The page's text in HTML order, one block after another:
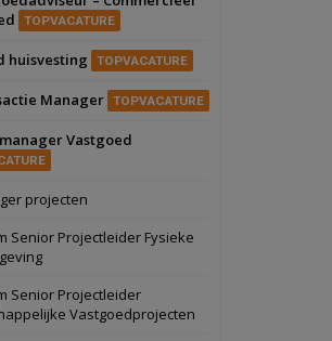
Oranje
2026
bedrijventerrein
Bekijk
Schuinesloot
TOPVACATURE
huisvesting TOPVACATURE
Manager TOPVACATURE
Vastgoed
projecten
Senior Projectleider Fysieke
Senior Projectleider
Vastgoedprojecten